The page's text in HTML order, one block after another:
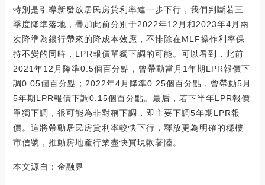
特別是引導新發放居民房貸利率進一步下行，我們判斷若三
季度降準落地，疊加此前分別于2022年12月和2023年4月兩
次降準為銀行帶來的降成本效應，不排除在MLF操作利率保
持不變的同時，LPR報價單獨下調的可能。可以看到，此前
2021年12月降準0.5個百分點，曾帶動當月1年期LPR報價下
調0.05個百分點；2022年4月降準0.25個百分點，曾帶動5月
5年期LPR報價下調0.15個百分點。最后，若下半年LPR報價
單獨下調，很可能為非對稱下調，即主要下調5年期LPR報
價。這將帶動居民房貸利率較快下行，釋放更為明確的穩樓
市信號，推動房地產行業盡快實現軟著陸。
本文源自：金融界